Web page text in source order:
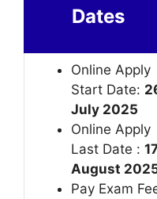
Dates
Online Apply
Start Date:
July 2025
Online Apply
Last Date :
August
Pay Exam